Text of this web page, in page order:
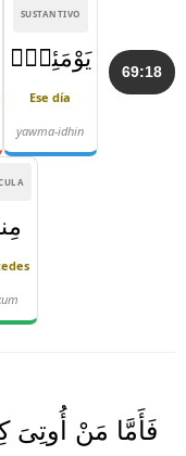
69:18
SUSTANTIVO
يَوْمَئِذٍۢ
Ese día
yawma-idhin
فَأَمَّا مَنْ أُوتِىَ